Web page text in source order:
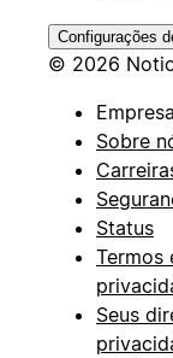
Configurações
© 2026
Empresa
Sobre
Status
Termos
Seus